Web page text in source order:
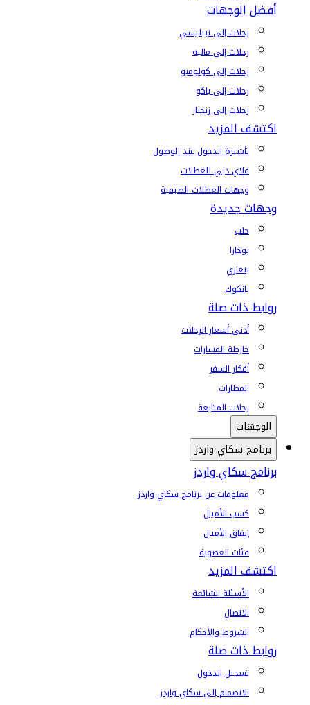
أفضل الوجهات
رحلات إلى تبيليسي
رحلات إلى ماليه
رحلات إلى كولومبو
رحلات إلى باكو
رحلات إلى زنجبار
اكتشف المزيد
تأشيرة الدخول عند الوصول
فلاي دبي للعطلات
وجهات العطلات الصيفية
وجهات جديدة
حلب
بوخارا
بنغازي
بانكوك
روابط ذات صلة
أدنى أسعار الرحلات
خارطة المسارات
أفكار السفر
المطارات
رحلات المتابعة
الوجهات
برنامج سكاي واردز
برنامج سكاي واردز
معلومات عن برنامج سكاي واردز
كسب الأميال
إنفاق الأميال
فئات العضوية
اكتشف المزيد
الأسئلة الشائعة
الاتصال
الشروط والأحكام
روابط ذات صلة
تسجيل الدخول
الانضمام إلى سكاي واردز